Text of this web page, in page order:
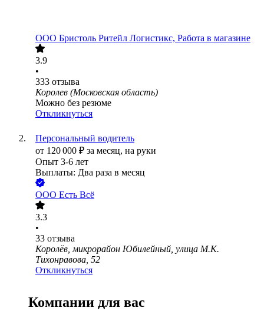
ООО Бристоль Ритейл Логистикс, Работа в магазине
3.9
•
333 отзыва
Королев (Московская область)
Можно без резюме
Откликнуться
Персональный водитель
от 120 000 ₽ за месяц, на руки
Опыт 3-6 лет
Выплаты: Два раза в месяц
ООО Есть Всё
3.3
•
33 отзыва
Королёв, микрорайон Юбилейный, улица М.К.
Тихонравова, 52
Откликнуться
Компании для вас